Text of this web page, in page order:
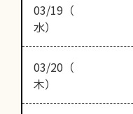
03/19（
水）
03/20（
木）